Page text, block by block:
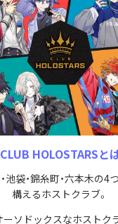
CLUB HOLOSTARSと
池袋・錦糸町・六本木の4
構えるホストクラブ。
ーソドックスなホストク